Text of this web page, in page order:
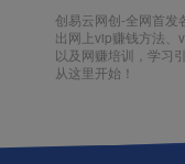
创易云网创-全网首发
出网上vip赚钱方法、
以及网赚培训，学习
从这里开始！